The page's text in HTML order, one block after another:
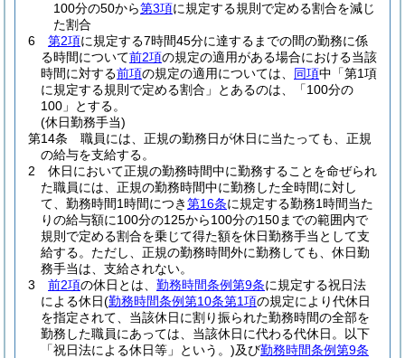
100分の50から第3項に規定する規則で定める割合を減じ
た割合
6
第2項に規定する7時間45分に達するまでの間の勤務に係
る時間について前2項の規定の適用がある場合における当該
時間に対する前項の規定の適用については、 同項中「第1項
に規定する規則で定める割合」とあるのは、「100分の
100」とする。
(休日勤務手当)
第14条
職員には、正規の勤務日が休日に当たっても、正規
の給与を支給する。
2
休日において正規の勤務時間中に勤務することを命ぜられ
た職員には、正規の勤務時間中に勤務した全時間に対し
て、勤務時間1時間につき第16条に規定する勤務1時間当た
りの給与額に100分の125から100分の150までの範囲内で
規則で定める割合を乗じて得た額を休日勤務手当として支
給する。 ただし、正規の勤務時間外に勤務しても、休日勤
務手当は、支給されない。
3
前2項の休日とは、 勤務時間条例第9条に規定する祝日法
による休日(勤務時間条例第10条第1項の規定により代休日
を指定されて、当該休日に割り振られた勤務時間の全部を
勤務した職員にあっては、当該休日に代わる代休日。以下
「祝日法による休日等」という。)及び勤務時間条例第9条